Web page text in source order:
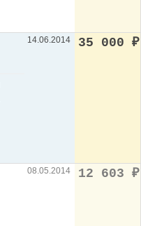
14.06.2014 35 000 ₽
08.05.2014 12 603 ₽